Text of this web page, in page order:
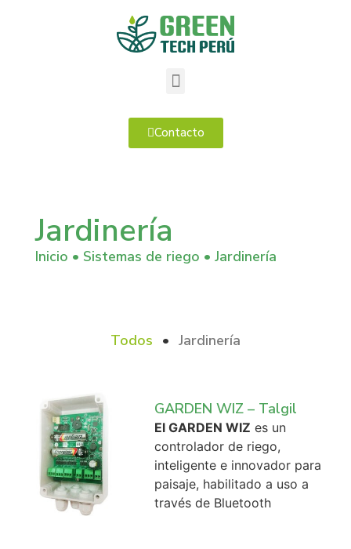
Contacto
Jardinería
Inicio • Sistemas de riego • Jardinería
Todos • Jardinería
GARDEN WIZ – Talgil
El GARDEN WIZ es un
controlador de riego,
inteligente e innovador para
paisaje, habilitado a uso a
través de Bluetooth